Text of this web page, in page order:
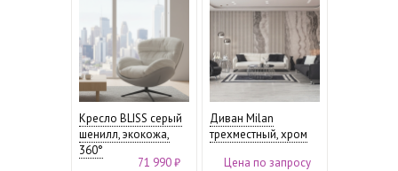
Кресло BLISS серый
шенилл, экокожа,
360°
71 990 ₽
Диван Milan
трехместный, хром
Цена по запросу